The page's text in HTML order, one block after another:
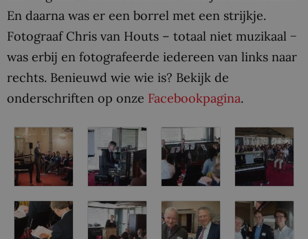
En daarna was er een borrel met een strijkje.
Fotograaf Chris van Houts – totaal niet muzikaal −
was erbij en fotografeerde iedereen van links naar
rechts. Benieuwd wie wie is? Bekijk de
onderschriften op onze Facebookpagina.